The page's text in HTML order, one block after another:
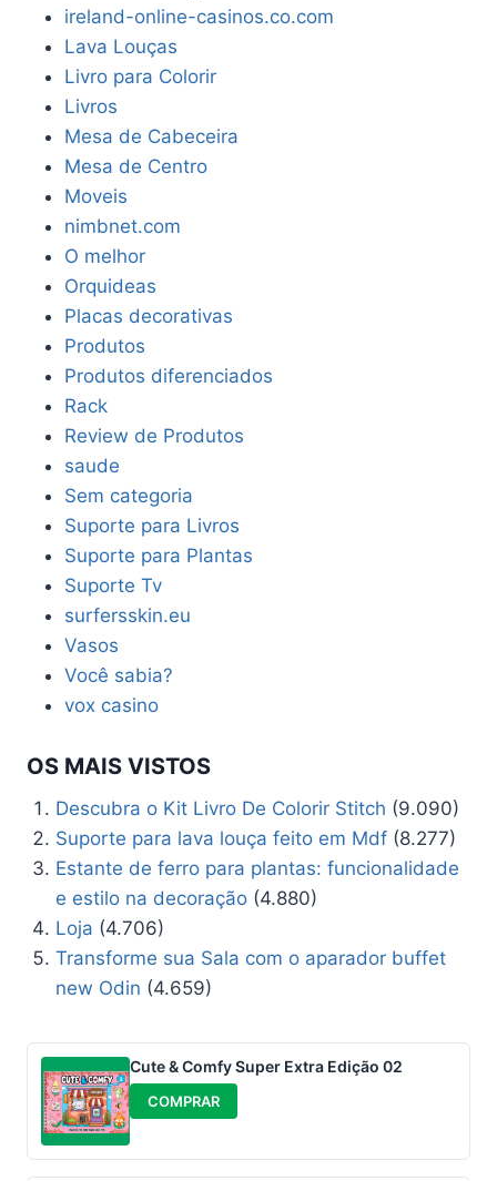
ireland-online-casinos.co.com
Lava Louças
Livro para Colorir
Livros
Mesa de Cabeceira
Mesa de Centro
Moveis
nimbnet.com
O melhor
Orquideas
Placas decorativas
Produtos
Produtos diferenciados
Rack
Review de Produtos
saude
Sem categoria
Suporte para Livros
Suporte para Plantas
Suporte Tv
surfersskin.eu
Vasos
Você sabia?
vox casino
OS MAIS VISTOS
Descubra o Kit Livro De Colorir Stitch (9.090)
Suporte para lava louça feito em Mdf (8.277)
Estante de ferro para plantas: funcionalidade
e estilo na decoração (4.880)
Loja (4.706)
Transforme sua Sala com o aparador buffet
new Odin (4.659)
Cute & Comfy Super Extra Edição 02
COMPRAR